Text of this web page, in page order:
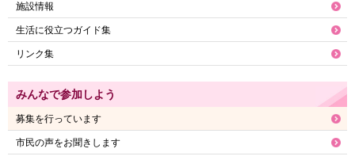
施設情報
生活に役立つガイド集
リンク集
みんなで参加しよう
募集を行っています
市民の声をお聞きします